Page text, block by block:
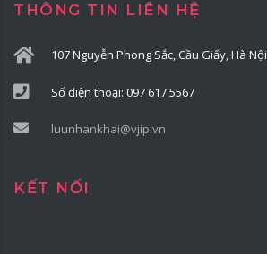
THÔNG TIN LIÊN HỆ
107 Nguyễn Phong Sắc, Cầu Giấy, Hà Nội
Số điện thoại: 097 617 5567
luunhankhai@vjip.vn
KẾT NỐI